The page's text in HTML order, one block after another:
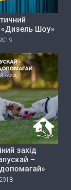
«Дизель Шоу»
захід
–